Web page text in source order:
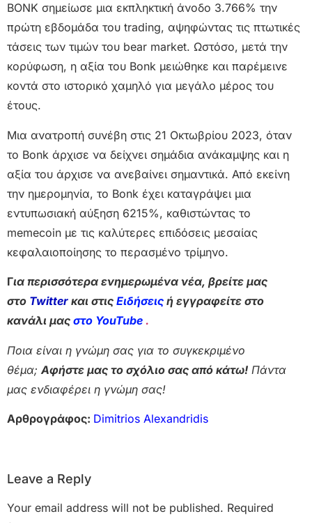
BONK σημείωσε μια εκπληκτική άνοδο 3.766% την
πρώτη εβδομάδα του trading, αψηφώντας τις πτωτικές
τάσεις των τιμών τoυ bear market. Ωστόσο, μετά την
κορύφωση, η αξία του Bonk μειώθηκε και παρέμεινε
κοντά στο ιστορικό χαμηλό για μεγάλο μέρος του
έτους.
Μια ανατροπή συνέβη στις 21 Οκτωβρίου 2023, όταν
το Bonk άρχισε να δείχνει σημάδια ανάκαμψης και η
αξία του άρχισε να ανεβαίνει σημαντικά. Από εκείνη
την ημερομηνία, το Bonk έχει καταγράψει μια
εντυπωσιακή αύξηση 6215%, καθιστώντας το
memecoin με τις καλύτερες επιδόσεις μεσαίας
κεφαλαιοποίησης το περασμένο τρίμηνο.
Για περισσότερα ενημερωμένα νέα, βρείτε μας
στο Twitter και στις Ειδήσεις ή εγγραφείτε στο
κανάλι μας στο YouTube .
Ποια είναι η γνώμη σας για το συγκεκριμένο
θέμα; Αφήστε μας το σχόλιο σας από κάτω! Πάντα
μας ενδιαφέρει η γνώμη σας!
Αρθρογράφος: Dimitrios Alexandridis
Leave a Reply
Your email address will not be published. Required